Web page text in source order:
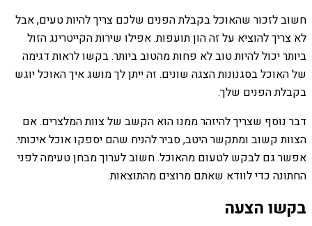
חשוב לזכור שהאוכל בקבלת הפנים שלכם צריך להיות טעים, אבל
לא צריך להוציא על זה הון תועפות. אפילו שירות הקייטרינג הזול
ביותר יכול להיות טוב לא פחות מהטוב ביותר. בקשו לראות דגימה
של האוכל בסגנונות הצגה שונים. זה ייתן לך מושג איך האוכל יוגש
בקבלת הפנים שלך.
דבר נוסף שצריך להיזהר ממנו הוא הקשב של צוות המלצרים. אם
הצוות קשוב ומתקשר היטב, סביר להניח שהם יספקו אוכל איכותי.
אפשר גם לבקש לטעום מהאוכל. חשוב לערוך מבחן טעימה לפני
החתונה כדי לוודא שאתם מרוצים מהתוצאות.
בקשו הצעה